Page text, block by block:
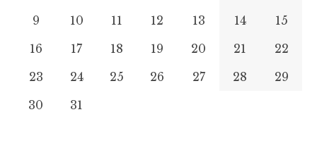
9
10 11 12 13 14
15
16
17 18 19 20 21
22
23
24 25 26 27 28
29
30
31